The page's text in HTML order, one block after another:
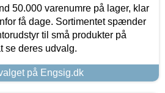
50.000 varenumre på lager, klar
få dage. Sortimentet spænder
til små produkter på
se deres udvalg.
på Engsig.dk